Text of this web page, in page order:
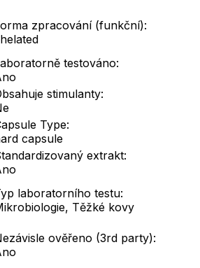
zpracování (funkční):
testováno:
stimulanty:
Type:
capsule
extrakt:
laboratorního testu:
Těžké kovy
ověřeno (3rd party):